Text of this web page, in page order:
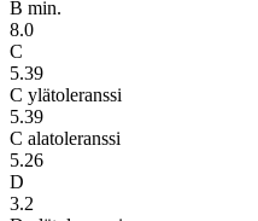
B min.
8.0
C
5.39
C ylätoleranssi
5.39
C alatoleranssi
5.26
D
3.2